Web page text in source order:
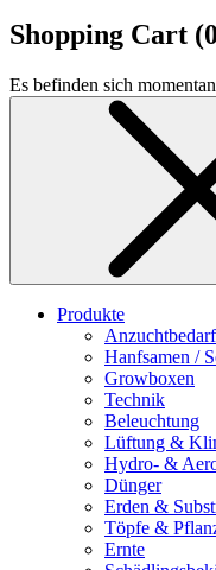
Shopping Cart (0
Es befinden sich
Produkte
Anzuchtbedarf
Hanfsamen /
Growboxen
Technik
Beleuchtung
Lüftung &
Hydro- &
Dünger
Erden &
Töpfe &
Ernte